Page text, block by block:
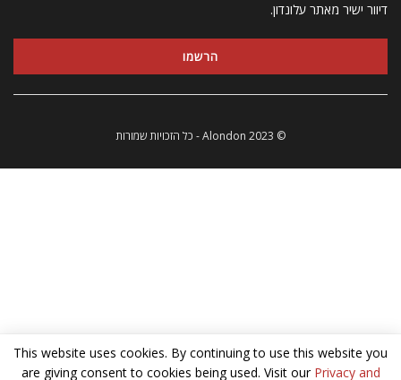
דיוור ישיר מאתר עלונדון.
© 2023 Alondon - כל הזכויות שמורות
This website uses cookies. By continuing to use this website you
are giving consent to cookies being used. Visit our Privacy and